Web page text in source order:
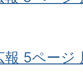
5ページ